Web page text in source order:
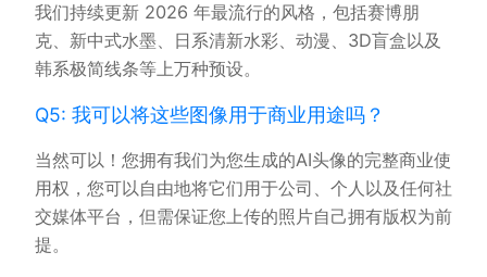
我们持续更新 2026 年最流行的风格，包括赛博朋
克、新中式水墨、日系清新水彩、动漫、3D盲盒以及
韩系极简线条等上万种预设。
Q5: 我可以将这些图像用于商业用途吗？
当然可以！您拥有我们为您生成的AI头像的完整商业使
用权，您可以自由地将它们用于公司、个人以及任何社
交媒体平台，但需保证您上传的照片自己拥有版权为前
提。